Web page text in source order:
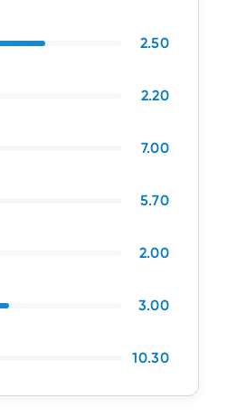
2.50
2.20
7.00
5.70
2.00
3.00
10.30